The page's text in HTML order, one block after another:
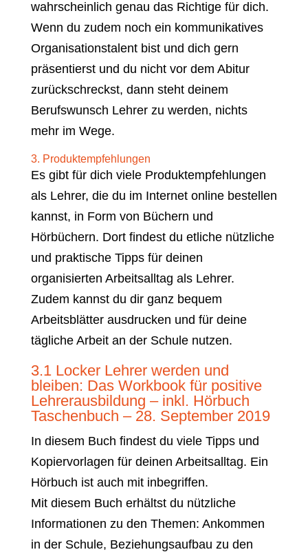
wahrscheinlich genau das Richtige für dich.
Wenn du zudem noch ein kommunikatives
Organisationstalent bist und dich gern
präsentierst und du nicht vor dem Abitur
zurückschreckst, dann steht deinem
Berufswunsch Lehrer zu werden, nichts
mehr im Wege.
3. Produktempfehlungen
Es gibt für dich viele Produktempfehlungen
als Lehrer, die du im Internet online bestellen
kannst, in Form von Büchern und
Hörbüchern. Dort findest du etliche nützliche
und praktische Tipps für deinen
organisierten Arbeitsalltag als Lehrer.
Zudem kannst du dir ganz bequem
Arbeitsblätter ausdrucken und für deine
tägliche Arbeit an der Schule nutzen.
3.1 Locker Lehrer werden und
bleiben: Das Workbook für positive
Lehrerausbildung – inkl. Hörbuch
Taschenbuch – 28. September 2019
In diesem Buch findest du viele Tipps und
Kopiervorlagen für deinen Arbeitsalltag. Ein
Hörbuch ist auch mit inbegriffen.
Mit diesem Buch erhältst du nützliche
Informationen zu den Themen: Ankommen
in der Schule, Beziehungsaufbau zu den